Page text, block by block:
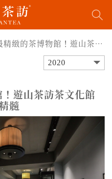
博物館！遊山茶訪茶文化館讓你1小時內了解台茶精髓
2020
遊山茶訪茶文化館
髓